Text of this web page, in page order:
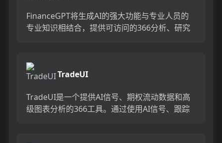
FinanceGPT将生成AI的强大功能与专业人员的
专业知识相结合，提供可访问的366分析、研究
TradeUI
TradeUI是一个提供AI信号、期权流动数据和高
级图表分析的366工具。通过使用AI信号、跟踪